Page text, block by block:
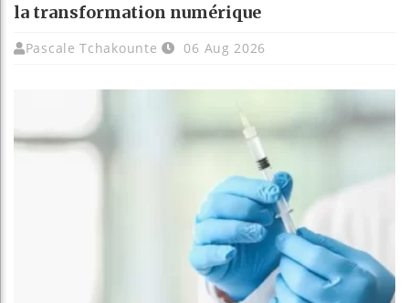
la transformation numérique
Pascale Tchakounte 06 Aug 2026